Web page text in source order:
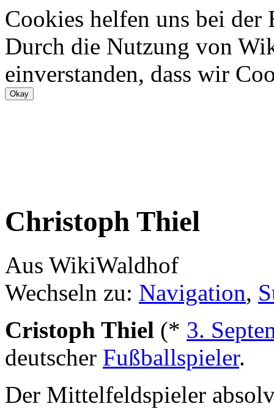
Cookies helfen uns bei
Durch die Nutzung von
einverstanden, dass wir
Christoph Thiel
Aus WikiWaldhof
Wechseln zu: Navigation,
Cristoph Thiel (* 3.
deutscher Fußballspieler.
Der Mittelfeldspieler